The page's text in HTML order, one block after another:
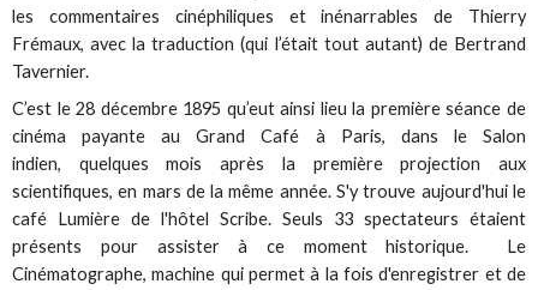
les commentaires cinéphiliques et inénarrables de Thierry
Frémaux, avec la traduction (qui l’était tout autant) de Bertrand
Tavernier.
C’est le 28 décembre 1895 qu’eut ainsi lieu la première séance de
cinéma payante au Grand Café à Paris, dans le Salon
indien, quelques mois après la première projection aux
scientifiques, en mars de la même année. S'y trouve aujourd'hui le
café Lumière de l'hôtel Scribe. Seuls 33 spectateurs étaient
présents pour assister à ce moment historique. Le
Cinématographe, machine qui permet à la fois d'enregistrer et de